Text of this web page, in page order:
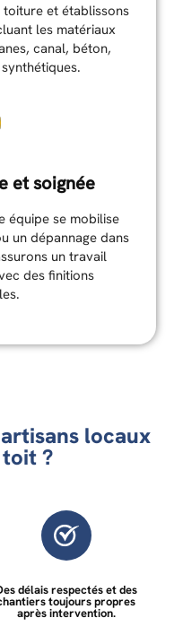
toiture et établissons
les matériaux
canal, béton,
et soignée
équipe se mobilise
un dépannage dans
un travail
des finitions
locaux
?
délais respectés et des
toujours propres
après intervention.